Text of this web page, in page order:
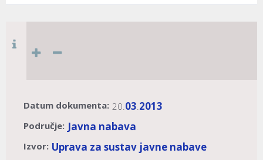
Datum dokumenta: 20.03.2013
Područje: Javna nabava
Izvor: Uprava za sustav javne nabave